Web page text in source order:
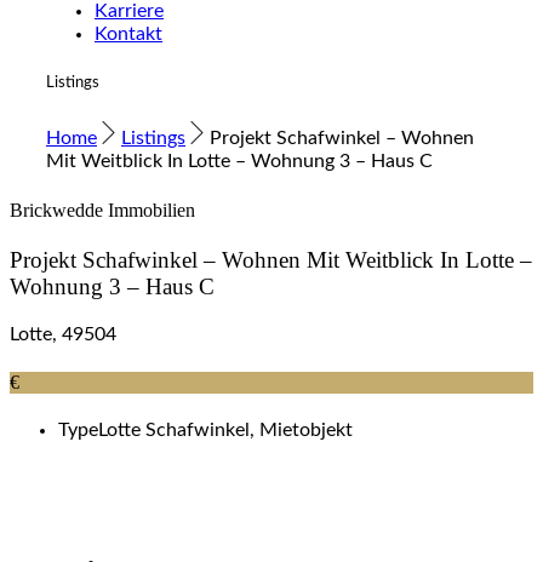
Karriere
Kontakt
Listings
Home Listings
Projekt Schafwinkel – Wohnen
Mit Weitblick In Lotte – Wohnung 3 – Haus C
Brickwedde Immobilien
Projekt Schafwinkel – Wohnen Mit Weitblick In Lotte –
Wohnung 3 – Haus C
Lotte, 49504
€
TypeLotte Schafwinkel, Mietobjekt